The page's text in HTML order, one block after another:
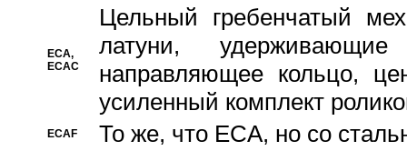
ECA,
ECAC
Цельный гребенчатый
латуни,
направляющее кольцо,
усиленный комплект
ECAF То же, что ECA, но со